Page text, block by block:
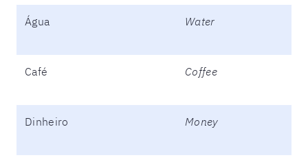
Água Water
Café Coffee
Dinheiro Money